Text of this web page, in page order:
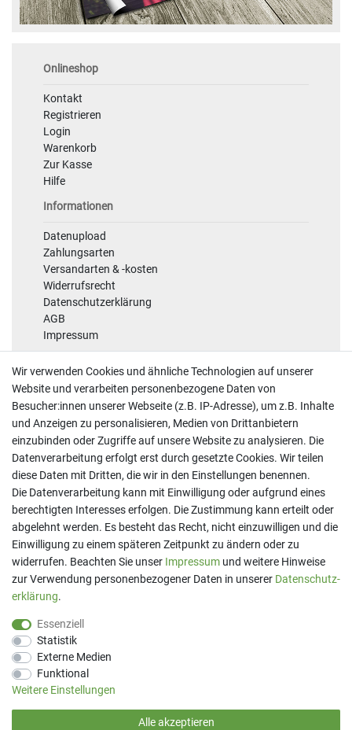
Onlineshop
Kontakt
Registrieren
Login
Warenkorb
Zur Kasse
Hilfe
Informationen
Datenupload
Zahlungsarten
Versandarten & -kosten
Widerrufsrecht
Datenschutzerklärung
AGB
Impressum
Kontakt
Telefon:07191 - 9 33 21 80
E-Mail:info@printaro.de
Bürozeiten
Mo - Fr 09:00 Uhr - 13:00 Uhr
Wir verwenden Cookies und ähnliche Technologien auf unserer
Website und verarbeiten personenbezogene Daten von
Besucher:innen unserer Webseite (z.B. IP-Adresse), um z.B. Inhalte
und Anzeigen zu personalisieren, Medien von Drittanbietern
einzubinden oder Zugriffe auf unsere Website zu analysieren. Die
Datenverarbeitung erfolgt erst durch gesetzte Cookies. Wir teilen
diese Daten mit Dritten, die wir in den Einstellungen benennen.
Die Datenverarbeitung kann mit Einwilligung oder aufgrund eines
berechtigten Interesses erfolgen. Die Zustimmung kann erteilt oder
abgelehnt werden. Es besteht das Recht, nicht einzuwilligen und die
Einwilligung zu einem späteren Zeitpunkt zu ändern oder zu
widerrufen. Beachten Sie unser Impressum und weitere Hinweise
zur Verwendung personenbezogener Daten in unserer Daten­schutz­
erklärung.
Essenziell
Statistik
Externe Medien
Funktional
Weitere Einstellungen
Alle akzeptieren